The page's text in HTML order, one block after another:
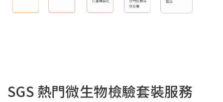
SGS 熱門微生物檢驗套裝服務